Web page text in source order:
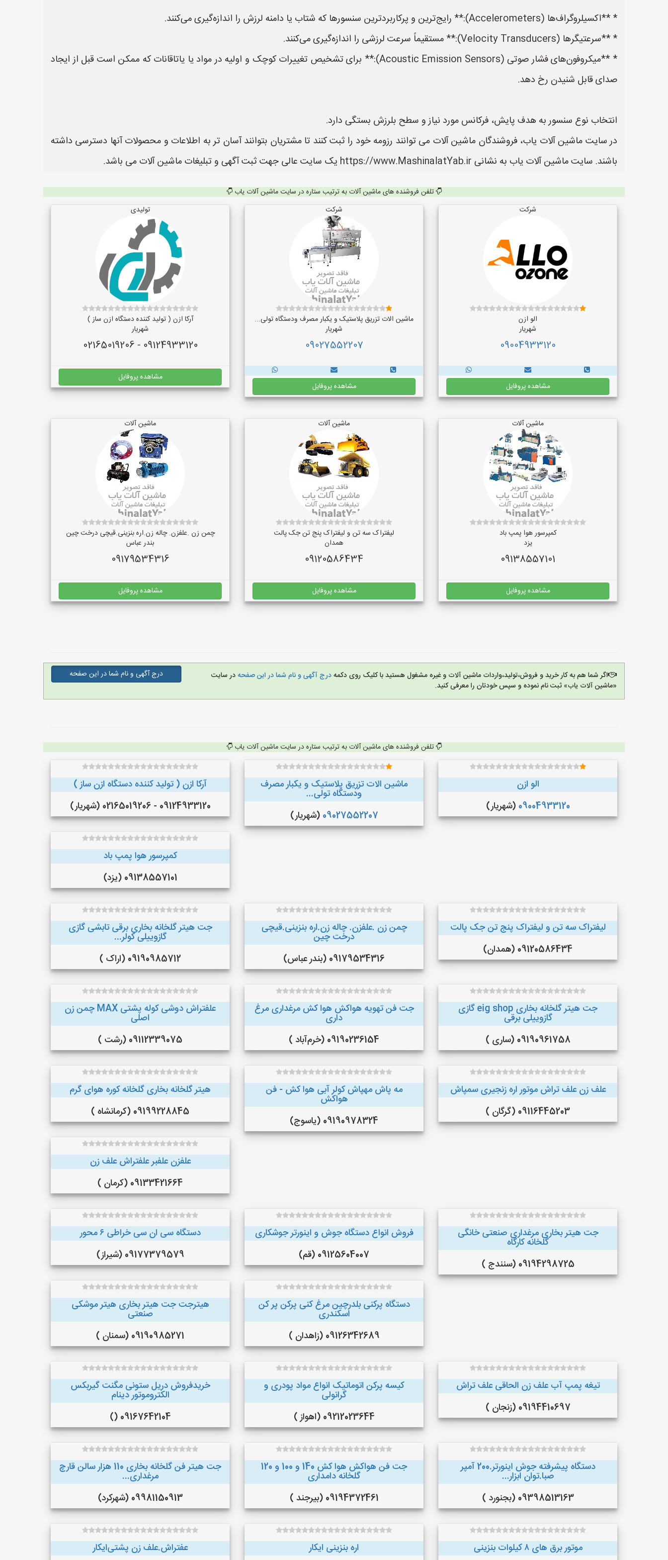
* **اکسیلروگراف‌ها (Accelerometers):** رایج‌ترین و پرکاربردترین سنسورها که شتاب یا دامنه لرزش را اندازه‌گیری می‌کنند.
* **سرعتیگرها (Velocity Transducers):** مستقیماً سرعت لرزشی را اندازه‌گیری می‌کنند.
* **میکروفون‌های فشار صوتی (Acoustic Emission Sensors):** برای تشخیص تغییرات کوچک و اولیه در مواد یا یاتاقانات که ممکن است قبل از ایجاد
صدای قابل شنیدن رخ دهد.
انتخاب نوع سنسور به هدف پایش، فرکانس مورد نیاز و سطح بلرزش بستگی دارد.
در سایت ماشین آلات یاب، فروشندگان ماشین آلات می توانند رزومه خود را ثبت کنند تا مشتریان بتوانند آسان تر به اطلاعات و محصولات آنها دسترسی داشته
باشند. سایت ماشین آلات یاب به نشانی https://www.MashinalatYab.ir یک سایت عالی جهت ثبت آگهی و تبلیغات ماشین آلات می باشد.
تلفن فروشنده های ماشین آلات به ترتیب ستاره در سایت ماشین آلات یاب
شرکت
الو ازن
شهریار
09004933120
مشاهده پروفایل
شرکت
ماشین الات تزریق پلاستیک و یکبار مصرف ودستگاه تولی...
شهریار
09027552207
مشاهده پروفایل
تولیدی
آرکا ازن ( تولید کننده دستگاه ازن ساز )
شهریار
09124933120 - 02165019206
مشاهده پروفایل
ماشین آلات
کمپرسور هوا پمپ باد
یزد
09138557101
مشاهده پروفایل
ماشین آلات
لیفتراک سه تن و لیفتراک پنج تن جک پالت
همدان
09120586434
مشاهده پروفایل
ماشین آلات
چمن زن .علفزن. چاله زن.اره بنزینی.قیچی درخت چین
بندر عباس
09179534316
مشاهده پروفایل
اگر شما هم به کار خرید و فروش،تولید،واردات ماشین آلات و غیره مشغول هستید با کلیک روی دکمهدرج آگهی و نام شما در این صفحهدر سایت
«ماشین آلات یاب» ثبت نام نموده و سپس خودتان را معرفی کنید.
درج آگهی و نام شما در این صفحه
تلفن فروشنده های ماشین آلات به ترتیب ستاره در سایت ماشین آلات یاب
الو ازن
09004933120 (شهریار)
ماشین الات تزریق پلاستیک و یکبار مصرف
ودستگاه تولی...
09027552207 (شهریار)
آرکا ازن ( تولید کننده دستگاه ازن ساز )
09124933120 - 02165019206 (شهریار)
کمپرسور هوا پمپ باد
09138557101 (یزد)
لیفتراک سه تن و لیفتراک پنج تن جک پالت
09120586434 (همدان)
چمن زن .علفزن. چاله زن.اره بنزینی.قیچی
درخت چین
09179534316 (بندر عباس)
جت هیتر گلخانه بخاری برقی تابشی گازی
گازوییلی کولر...
09190985712 (اراک )
جت هیتر گلخانه بخاری eig shop گازی
گازوییلی برقی
09190961758 (ساری )
جت فن تهویه هواکش هوا کش مرغداری مرغ
داری
09190236154 (خرم‌آباد )
علفتراش دوشی کوله پشتی MAX چمن زن
اصلی
09112339075 (رشت )
علف زن علف تراش موتور اره زنجیری سمپاش
09116445203 (گرگان )
مه پاش مهپاش کولر آبی هوا کش - فن
هواکش
09190978324 (یاسوج)
هیتر گلخانه بخاری گلخانه کوره هوای گرم
09199228845 (کرمانشاه )
علفزن علفبر علفتراش علف زن
09133421664 (کرمان )
جت هیتر بخاری مرغداری صنعتی خانگی
گلخانه کارگاه
09194298725 (سنندج )
فروش انواع دستگاه جوش و اینورتر جوشکاری
09125604007 (قم)
دستگاه سی ان سی خراطی ۶ محور
09177379579 (شیراز)
دستگاه پرکنی بلدرچین مرغ کنی پرکن پر کن
اسکندری
09126342689 (زاهدان )
هیترجت جت هیتر بخاری هیتر موشکی
صنعتی
09190985271 (سمنان )
تیغه پمپ آب علف زن الحاقی علف تراش
09194410697 (زنجان )
کیسه پرکن اتوماتیک انواع مواد پودری و
گرانولی
09212023644 (اهواز )
خریدفروش دریل ستونی مگنت گیربکس
الکتروموتور دینام
09167642104 ()
دستگاه پیشرفته جوش اینورتر.200 آمپر
صبا.توان ابزار...
09398513163 (بجنورد )
جت فن هواکش هوا کش 140 و 100 و 120
گلخانه دامداری
09194372461 (بیرجند )
جت هیتر فن گلخانه بخاری 110 هزار سالن قارچ
مرغداری...
09981150913 (شهرکرد)
موتور برق های ٨ کیلوات بنزینی اره بنزینی ایکار عفتراش.علف زن پشتی‌ایکار